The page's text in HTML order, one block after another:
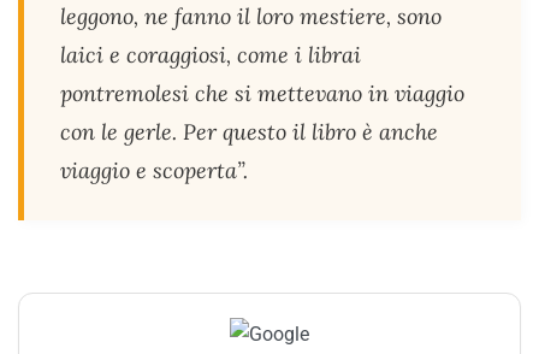
leggono, ne fanno il loro mestiere, sono
laici e coraggiosi, come i librai
pontremolesi che si mettevano in viaggio
con le gerle. Per questo il libro è anche
viaggio e scoperta”.